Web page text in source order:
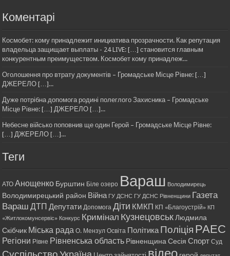
Коментарі
Космобет: кому принадлежит инициатива прозрачности. Как репутация
владельца защищает выплаты - 24 LIVE: […] становится главным
конкурентным преимуществом. Космобет кому принадлеж...
Оголошення про втрату документів – Громадське Місце Рівне: […]
ДЖЕРЕЛО […]...
Дуже потрібна допомога родині полеглого Захисника – Громадське
Місце Рівне: […] ДЖЕРЕЛО […]...
Небесне військо поповнив ще один Герой – Громадське Місце Рівне:
[…] ДЖЕРЕЛО […]...
Теги
АТО Анощенко Бурштин Біле озеро Вараш Володимирець
Володимирецький район Війна ГУ ДСНС ГУ ДСНС Рівненщини Газета
Вараш ДТП Депутати Допомога Діти КМКП КП «Благоустрій» КП
«Житлокомунсервіс» Конкурс Кримінал Кузнецовськ Людмила
Скібчик Міська рада О. Мензул Освіта ПолітикаПоліція РАЕС
Регіони Рівне Рівненська область Рівненщина Сесія Спорт Суд
відео